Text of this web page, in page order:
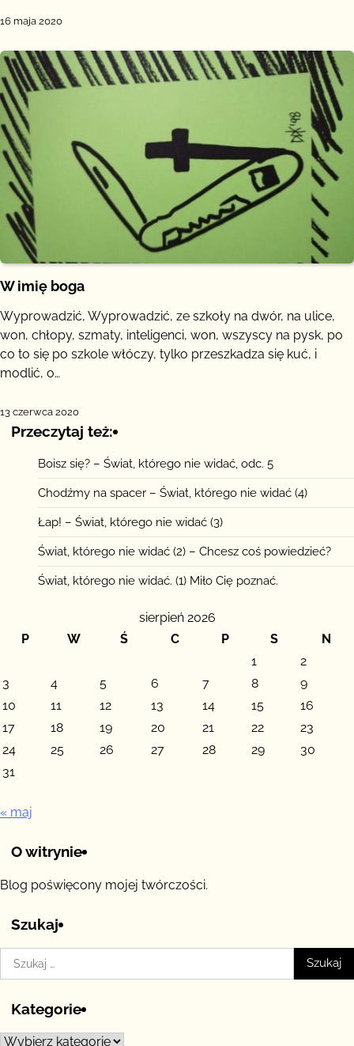
16 maja 2020
W imię boga
Wyprowadzić, Wyprowadzić, ze szkoły na dwór, na ulice,
won, chłopy, szmaty, inteligenci, won, wszyscy na pysk, po
co to się po szkole włóczy, tylko przeszkadza się kuć, i
modlić, o…
13 czerwca 2020
Przeczytaj też:
Boisz się? – Świat, którego nie widać, odc. 5
Chodźmy na spacer – Świat, którego nie widać (4)
Łap! – Świat, którego nie widać (3)
Świat, którego nie widać (2) – Chcesz coś powiedzieć?
Świat, którego nie widać. (1) Miło Cię poznać.
sierpień 2026
P
W Ś C P S
N
1
2
3
4 5 6 7 8
9
10
11 12 13 14 15
16
17
18 19 20 21 22
23
24
25 26 27 28 29
30
31
« maj
O witrynie
Blog poświęcony mojej twórczości.
Szukaj
Szukaj:
Kategorie
Kategorie